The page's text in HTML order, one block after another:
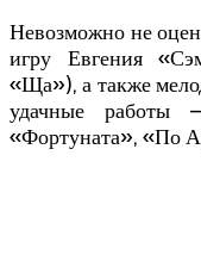
Невозможно не
игру Евгения
«Ща»), а также
удачные работы
«Фортуната», «По